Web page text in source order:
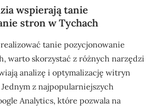
wspierają tanie
stron w Tychach
tanie pozycjonowanie
warto skorzystać z różnych narzędzi
analizę i optymalizację witryn
z najpopularniejszych
Analytics, które pozwala na